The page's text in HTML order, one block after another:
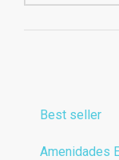
Best seller
Amenidades